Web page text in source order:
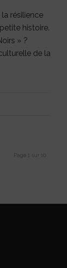
résilience
histoire.
» ?
de la
Page 1 sur 10